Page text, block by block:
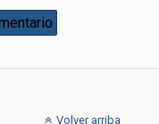
Volver arriba